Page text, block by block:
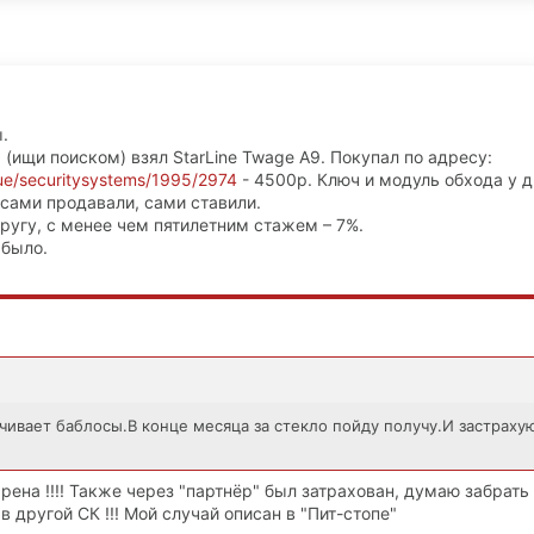
поиском) взял StarLine Twage A9. Покупал по адресу:
securitysystems/1995/2974 - 4500р. Ключ и модуль обхода у
продавали, сами ставили.
с менее чем пятилетним стажем – 7%.
баблосы.В конце месяца за стекло пойду получу.И
!!!! Также через "партнёр" был затрахован, думаю забрать
другой СК !!! Мой случай описан в "Пит-стопе"